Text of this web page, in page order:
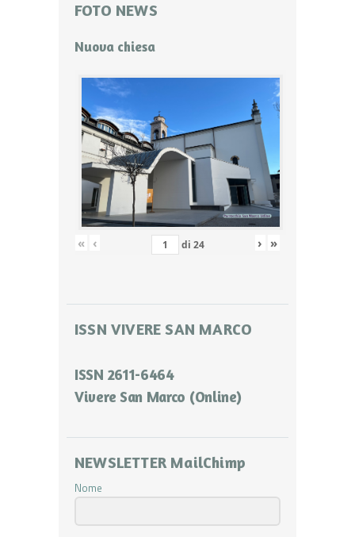
FOTO NEWS
Nuova chiesa
« ‹ di 24 › »
ISSN VIVERE SAN MARCO
ISSN 2611-6464
Vivere San Marco (Online)
NEWSLETTER MailChimp
Nome